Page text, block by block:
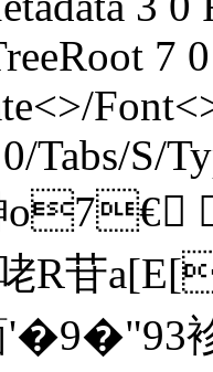
7
Tabs/S/
榊
R苷